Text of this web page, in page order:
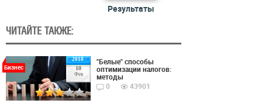
Результаты
ЧИТАЙТЕ ТАКЖЕ:
2018
10
Фев
Бизнес
"Белые" способы
оптимизации налогов:
методы
0
43901